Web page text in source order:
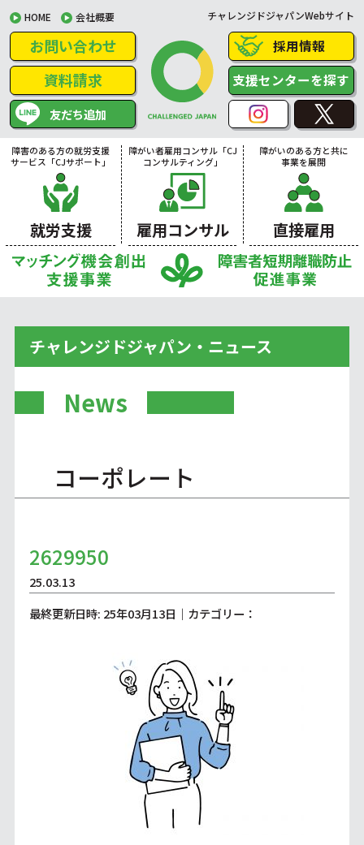
HOME 会社概要 チャレンジドジャパンWebサイト
お問い合わせ
資料請求
友だち追加
採用情報
支援センターを探す
障害のある方の就労支援
サービス「CJサポート」
就労支援
障がい者雇用コンサル「CJ
コンサルティング」
雇用コンサル
障がいのある方と共に
事業を展開
直接雇用
チャレンジドジャパン・ニュース
News
コーポレート
2629950
25.03.13
最終更新日時: 25年03月13日｜カテゴリー：